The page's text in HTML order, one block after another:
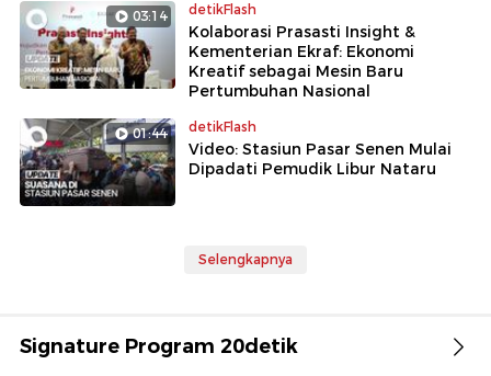
03:14 detikFlash
Kolaborasi Prasasti Insight &
Kementerian Ekraf: Ekonomi
Kreatif sebagai Mesin Baru
Pertumbuhan Nasional
01:44 detikFlash
Video: Stasiun Pasar Senen Mulai
Dipadati Pemudik Libur Nataru
Selengkapnya
Signature Program 20detik